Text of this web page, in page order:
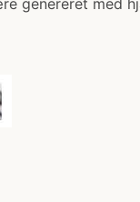
genereret med